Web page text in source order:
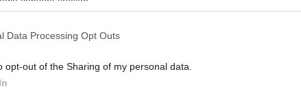
Data Processing Opt Outs
opt-out of the Sharing of my personal data.
cheisiadau yn gyflym a hefyd yn caniatáu i chi wybod yn
y cais yw £315 ac mae tâl ychwanegol i hysbysebu’r